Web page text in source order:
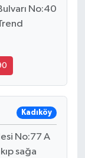
No:40
Kadıköy
No:77 A
sağa